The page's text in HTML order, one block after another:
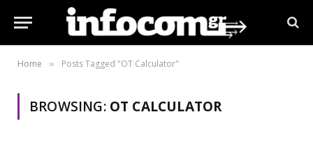
Home » Posts Tagged "OT Calculator"
BROWSING: OT CALCULATOR